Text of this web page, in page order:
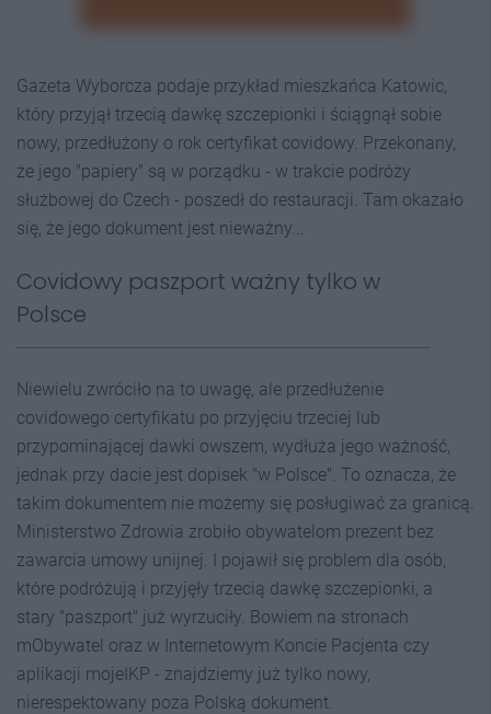
Gazeta Wyborcza podaje przykład mieszkańca Katowic,
który przyjął trzecią dawkę szczepionki i ściągnął sobie
nowy, przedłużony o rok certyfikat covidowy. Przekonany,
że jego "papiery" są w porządku - w trakcie podróży
służbowej do Czech - poszedł do restauracji. Tam okazało
się, że jego dokument jest nieważny...
Covidowy paszport ważny tylko w
Polsce
Niewielu zwróciło na to uwagę, ale przedłużenie
covidowego certyfikatu po przyjęciu trzeciej lub
przypominającej dawki owszem, wydłuża jego ważność,
jednak przy dacie jest dopisek "w Polsce". To oznacza, że
takim dokumentem nie możemy się posługiwać za granicą.
Ministerstwo Zdrowia zrobiło obywatelom prezent bez
zawarcia umowy unijnej. I pojawił się problem dla osób,
które podróżują i przyjęły trzecią dawkę szczepionki, a
stary "paszport" już wyrzuciły. Bowiem na stronach
mObywatel oraz w Internetowym Koncie Pacjenta czy
aplikacji mojeIKP - znajdziemy już tylko nowy,
nierespektowany poza Polską dokument.